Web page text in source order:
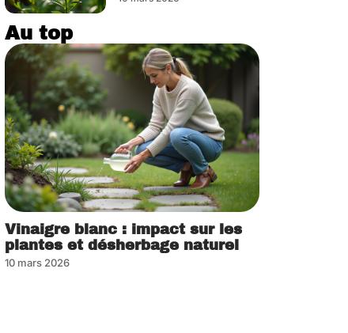
Au top
Vinaigre blanc : impact sur les
plantes et désherbage naturel
10 mars 2026